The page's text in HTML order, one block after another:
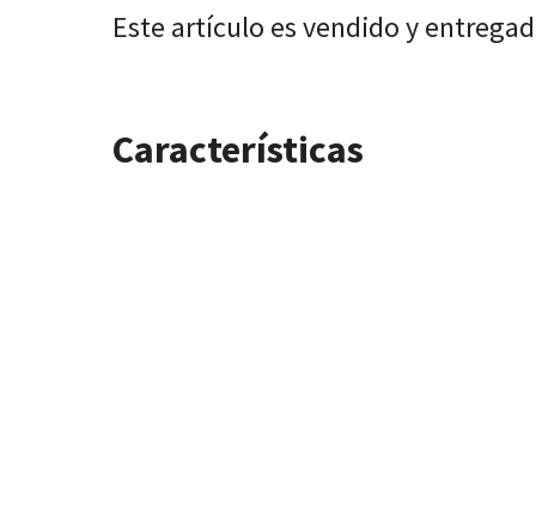
Este artículo es vendido y
Características